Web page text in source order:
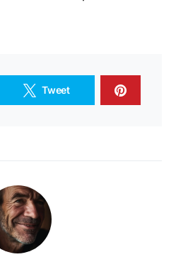
Tweet